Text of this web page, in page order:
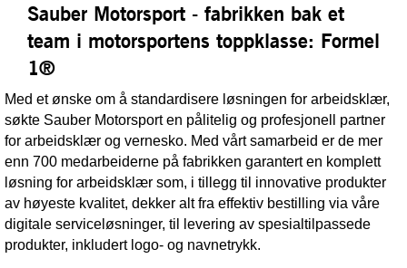
Sauber Motorsport - fabrikken bak et
team i motorsportens toppklasse: Formel
1®
Med et ønske om å standardisere løsningen for arbeidsklær,
søkte Sauber Motorsport en pålitelig og profesjonell partner
for arbeidsklær og vernesko. Med vårt samarbeid er de mer
enn 700 medarbeiderne på fabrikken garantert en komplett
løsning for arbeidsklær som, i tillegg til innovative produkter
av høyeste kvalitet, dekker alt fra effektiv bestilling via våre
digitale serviceløsninger, til levering av spesialtilpassede
produkter, inkludert logo- og navnetrykk.